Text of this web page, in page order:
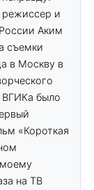
режиссер и
Аким
съемки
в Москву в
ВГИКа было
«Короткая
на ТВ